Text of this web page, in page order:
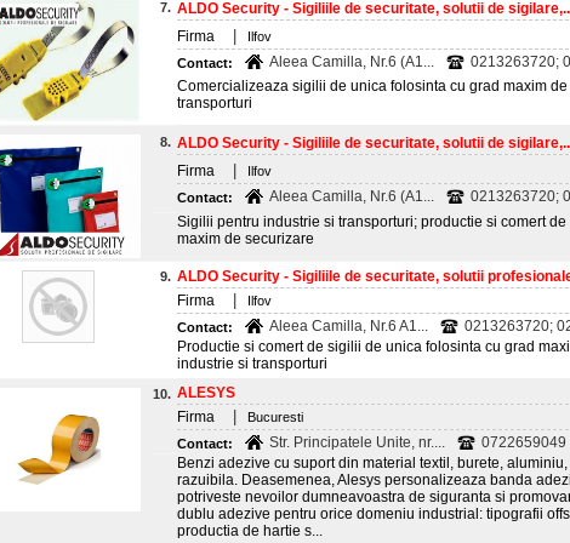
7. ALDO Security - Sigiliile de securitate, solutii de
Firma
Ilfov
Contact:
Aleea Camilla, Nr.6 (A1...
0213263720;
Comercializeaza sigilii de unica folosinta cu grad maxim
transporturi
8. ALDO Security - Sigiliile de securitate, solutii de
Firma
Ilfov
Contact:
Aleea Camilla, Nr.6 (A1...
0213263720;
Sigilii pentru industrie si transporturi; productie si comert
maxim de securizare
9. ALDO Security - Sigiliile de securitate, solutii
Firma
Ilfov
Contact:
Aleea Camilla, Nr.6 A1...
0213263720;
Productie si comert de sigilii de unica folosinta cu grad
industrie si transporturi
10. ALESYS
Firma
Bucuresti
Contact:
Str. Principatele Unite, nr....
0722659049
Benzi adezive cu suport din material textil, burete,
razuibila. Deasemenea, Alesys personalizeaza banda
potriveste nevoilor dumneavoastra de siguranta si
dublu adezive pentru orice domeniu industrial: tipografii
productia de hartie s...